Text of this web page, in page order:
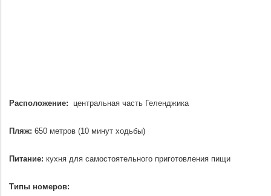
Расположение: центральная часть Геленджика
Пляж: 650 метров (10 минут ходьбы)
Питание: кухня для самостоятельного приготовления пищи
Типы номеров: